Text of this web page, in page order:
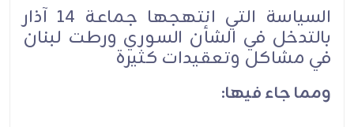
السياسة التي انتهجها جماعة 14 آذار
بالتدخل في الشأن السوري ورطت لبنان
في مشاكل وتعقيدات كثيرة
ومما جاء فيها: